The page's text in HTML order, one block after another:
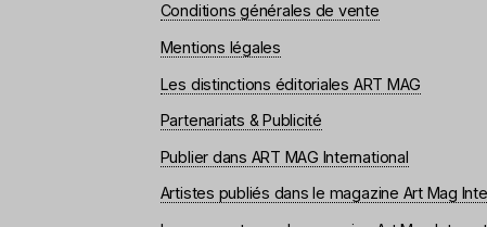
Conditions générales de vente
Mentions légales
Les distinctions éditoriales ART MAG
Partenariats & Publicité
Publier dans ART MAG International
Artistes publiés dans le magazine Art Mag